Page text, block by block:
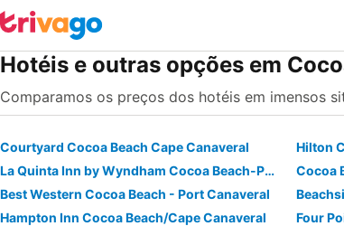
Hotéis e outras opções em
Comparamos os preços dos hotéis em imensos
Courtyard Cocoa Beach Cape Canaveral Hilton
La Quinta Inn by Wyndham Cocoa Beach-Port Canaveral
Cocoa
Best Western Cocoa Beach - Port Canaveral
Hampton Inn Cocoa Beach/Cape Canaveral
Four